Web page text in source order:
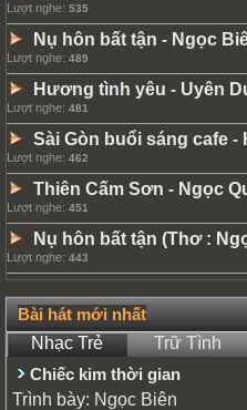
Lượt nghe: 535
Nụ hôn bất tận - Ngọc
Lượt nghe: 489
Hương tình yêu - Uyên
Lượt nghe: 481
Sài Gòn buổi sáng cafe -
Lượt nghe: 462
Thiên Cấm Sơn - Ngọc
Lượt nghe: 451
Nụ hôn bất tận (Thơ :
Lượt nghe: 443
Bài hát mới nhất
Nhạc Trẻ
Trữ Tình
Chiếc kim thời gian
Trình bày: Ngọc Biên